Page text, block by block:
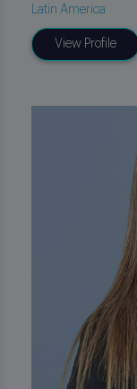
Latin America
View Profile